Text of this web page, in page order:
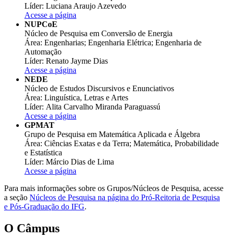
Líder: Luciana Araujo Azevedo
Acesse a página
NUPCoE
Núcleo de Pesquisa em Conversão de Energia
Área: Engenharias; Engenharia Elétrica; Engenharia de
Automação
Líder: Renato Jayme Dias
Acesse a página
NEDE
Núcleo de Estudos Discursivos e Enunciativos
Área: Linguística, Letras e Artes
Líder: Alita Carvalho Miranda Paraguassú
Acesse a página
GPMAT
Grupo de Pesquisa em Matemática Aplicada e Álgebra
Área: Ciências Exatas e da Terra; Matemática, Probabilidade
e Estatística
Líder: Márcio Dias de Lima
Acesse a página
Para mais informações sobre os Grupos/Núcleos de Pesquisa, acesse
a seção Núcleos de Pesquisa na página do Pró-Reitoria de Pesquisa
e Pós-Graduação do IFG.
O Câmpus